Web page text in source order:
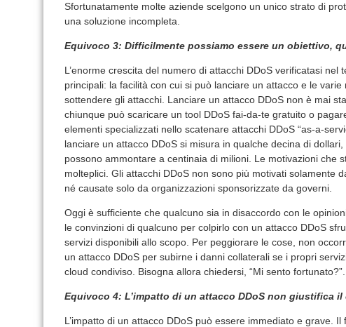
Sfortunatamente molte aziende scelgono un unico strato di
una soluzione incompleta.
Equivoco 3: Difficilmente possiamo essere un obiettivo,
L’enorme crescita del numero di attacchi DDoS verificatasi nel
principali: la facilità con cui si può lanciare un attacco e le
sottendere gli attacchi. Lanciare un attacco DDoS non è mai
chiunque può scaricare un tool DDoS fai-da-te gratuito o
elementi specializzati nello scatenare attacchi DDoS “as-a-
lanciare un attacco DDoS si misura in qualche decina di
possono ammontare a centinaia di milioni. Le motivazioni che
molteplici. Gli attacchi DDoS non sono più motivati solamente
né causate solo da organizzazioni sponsorizzate da governi.
Oggi è sufficiente che qualcuno sia in disaccordo con le
le convinzioni di qualcuno per colpirlo con un attacco DDoS
servizi disponibili allo scopo. Per peggiorare le cose, non
un attacco DDoS per subirne i danni collaterali se i propri
cloud condiviso. Bisogna allora chiedersi, “Mi sento fortunato?”.
Equivoco 4: L’impatto di un attacco DDoS non giustifica
L’impatto di un attacco DDoS può essere immediato e grave.